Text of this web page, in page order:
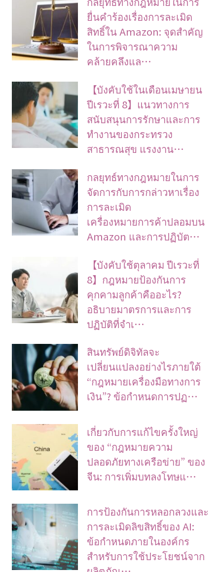
ยื่นคำร้องเรื่องการละเมิด
สิทธิ์ใน Amazon: จุดสำคัญ
ในการพิจารณาความ
คล้ายคลึงแล…
【บังคับใช้ในเดือนเมษายน
ปีเรวะที่ 8】แนวทางการ
สนับสนุนการรักษาและการ
ทำงานของกระทรวง
สาธารณสุข แรงงาน…
กลยุทธ์ทางกฎหมายในการ
จัดการกับการกล่าวหาเรื่อง
การละเมิด
เครื่องหมายการค้าปลอมบน
Amazon และการปฏิบัต…
【บังคับใช้ตุลาคม ปีเรวะที่
8】กฎหมายป้องกันการ
คุกคามลูกค้าคืออะไร?
อธิบายมาตรการและการ
ปฏิบัติที่จำเ…
สินทรัพย์ดิจิทัลจะ
เปลี่ยนแปลงอย่างไรภายใต้
“กฎหมายเครื่องมือทางการ
เงิน”? ข้อกำหนดการปฏ…
เกี่ยวกับการแก้ไขครั้งใหญ่
ของ “กฎหมายความ
ปลอดภัยทางเครือข่าย” ของ
จีน: การเพิ่มบทลงโทษแ…
การป้องกันการหลอกลวงและ
การละเมิดลิขสิทธิ์ของ AI:
ข้อกำหนดภายในองค์กร
สำหรับการใช้ประโยชน์จาก